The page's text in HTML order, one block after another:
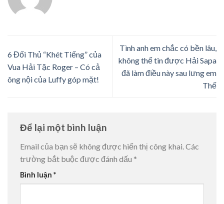
6 Đối Thủ “Khét Tiếng” của
Vua Hải Tặc Roger – Có cả
ông nội của Luffy góp mặt!
Tình anh em chắc có bền lâu,
không thể tin được Hải Sapa
đã làm điều này sau lưng em
Thế
Để lại một bình luận
Email của bạn sẽ không được hiển thị công khai.Các
trường bắt buộc được đánh dấu *
Bình luận *